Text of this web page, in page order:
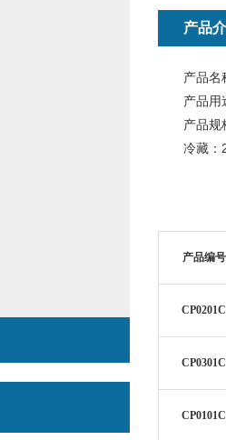
产品
产品名
产品用途
产品规
冷藏：
产品编号
CP0201C
CP0301C
CP0101C